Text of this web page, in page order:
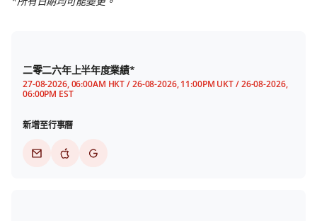
二零二六年上半年度業績*
27-08-2026, 06:00AM HKT / 26-08-2026, 11:00PM UKT / 26-08-2026,
06:00PM EST
新增至行事曆